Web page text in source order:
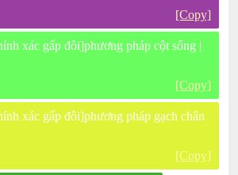
[Copy]
xác gấp đôi]phương pháp cột sống |
[Copy]
xác gấp đôi]phương pháp gạch chân
[Copy]